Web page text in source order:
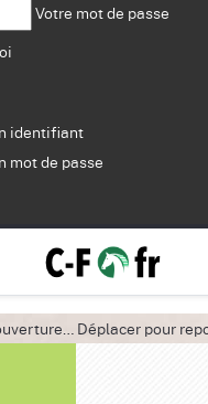
Votre mot de passe
identifiant
mot de passe
Déplacer pour